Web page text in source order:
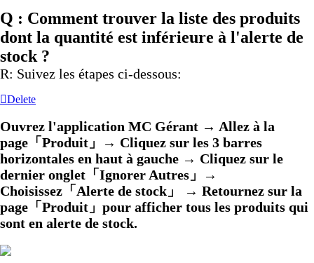
Q : Comment trouver la liste des produits
dont la quantité est inférieure à l'alerte de
stock ?
R: Suivez les étapes ci-dessous:
Delete
Ouvrez l'application MC Gérant → Allez à la
page「Produit」→ Cliquez sur les 3 barres
horizontales en haut à gauche → Cliquez sur le
dernier onglet「Ignorer Autres」→
Choisissez「Alerte de stock」 → Retournez sur la
page「Produit」pour afficher tous les produits qui
sont en alerte de stock.